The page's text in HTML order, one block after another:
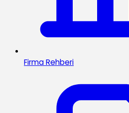
Firma Rehberi